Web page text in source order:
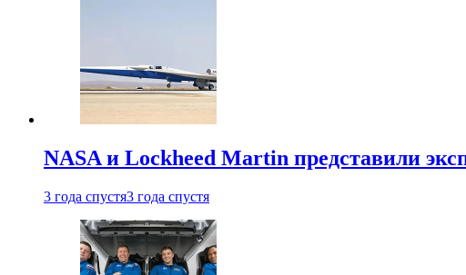
NASA и Lockheed Martin представили
3 года спустя3 года спустя